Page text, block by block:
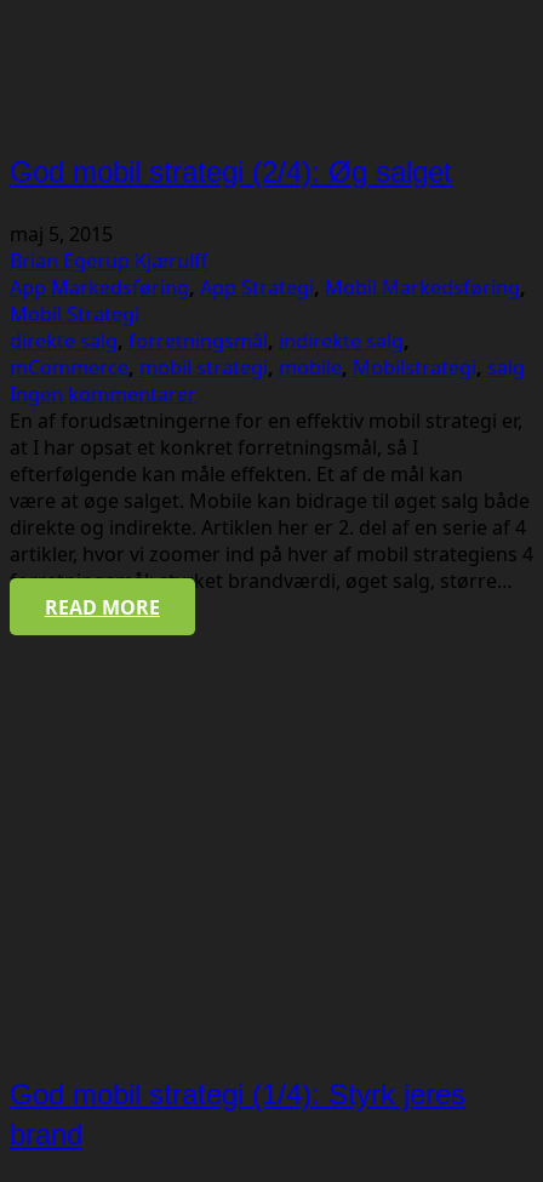
God mobil strategi (2/4): Øg salget
maj 5, 2015
Brian Egerup Kjærulff
App Markedsføring, App Strategi, Mobil Markedsføring,
Mobil Strategi
direkte salg, forretningsmål, indirekte salg,
mCommerce, mobil strategi, mobile, Mobilstrategi, salg
Ingen kommentarer
En af forudsætningerne for en effektiv mobil strategi er,
at I har opsat et konkret forretningsmål, så I
efterfølgende kan måle effekten. Et af de mål kan
være at øge salget. Mobile kan bidrage til øget salg både
direkte og indirekte. Artiklen her er 2. del af en serie af 4
artikler, hvor vi zoomer ind på hver af mobil strategiens 4
forretningsmål: styrket brandværdi, øget salg, større…
READ MORE
God mobil strategi (1/4): Styrk jeres
brand